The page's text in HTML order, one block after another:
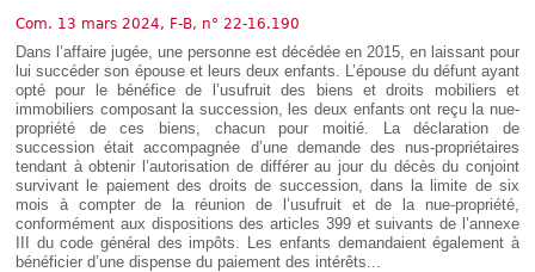
IT
Com. 13 mars 2024, F-B, n° 22-16.190
Dans l’affaire jugée, une personne est décédée en 2015, en laissant pour
lui succéder son épouse et leurs deux enfants. L’épouse du défunt ayant
opté pour le bénéfice de l’usufruit des biens et droits mobiliers et
immobiliers composant la succession, les deux enfants ont reçu la nue-
propriété de ces biens, chacun pour moitié. La déclaration de
succession était accompagnée d’une demande des nus-propriétaires
tendant à obtenir l’autorisation de différer au jour du décès du conjoint
survivant le paiement des droits de succession, dans la limite de six
mois à compter de la réunion de l’usufruit et de la nue-propriété,
conformément aux dispositions des articles 399 et suivants de l’annexe
III du code général des impôts. Les enfants demandaient également à
bénéficier d’une dispense du paiement des intérêts...